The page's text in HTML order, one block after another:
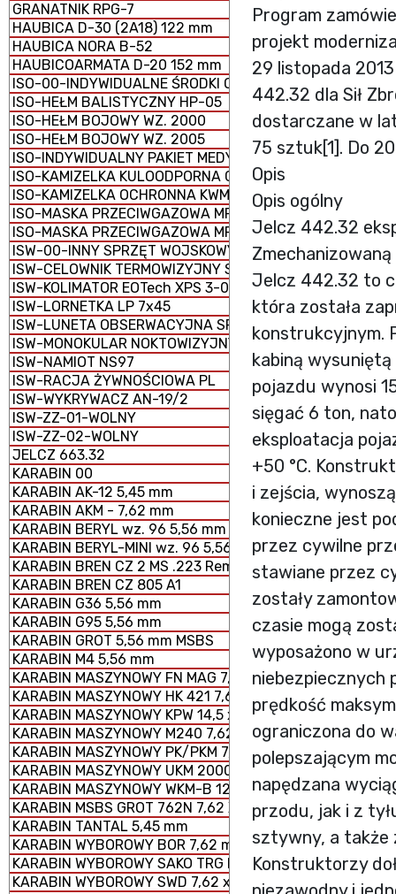
GRANATNIK RPG-7
HAUBICA D-30 (2A18) 122 mm
HAUBICA NORA B-52
HAUBICOARMATA D-20 152 mm
ISO-00-INDYWIDUALNE ŚRODKI OCHRONY
ISO-HEŁM BALISTYCZNY HP-05
ISO-HEŁM BOJOWY WZ. 2000
ISO-HEŁM BOJOWY WZ. 2005
ISO-INDYWIDUALNY PAKIET MEDYCZNY IPMED 45 WP
ISO-KAMIZELKA KULOODPORNA GRYF PLATE CARRIER
ISO-KAMIZELKA OCHRONNA KWM-02
ISO-MASKA PRZECIWGAZOWA MP-5
ISO-MASKA PRZECIWGAZOWA MP-6
ISW-00-INNY SPRZĘT WOJSKOWY
ISW-CELOWNIK TERMOWIZYJNY SCT-RUBIN
ISW-KOLIMATOR EOTech XPS 3-0
ISW-LORNETKA LP 7x45
ISW-LUNETA OBSERWACYJNA SPOTTER 60
ISW-MONOKULAR NOKTOWIZYJNY MU-3M KOLIBER
ISW-NAMIOT NS97
ISW-RACJA ŻYWNOŚCIOWA PL
ISW-WYKRYWACZ AN-19/2
ISW-ZZ-01-WOLNY
ISW-ZZ-02-WOLNY
JELCZ 663.32
KARABIN 00
KARABIN AK-12 5,45 mm
KARABIN AKM - 7,62 mm
KARABIN BERYL wz. 96 5,56 mm SZTURMOWY
KARABIN BERYL-MINI wz. 96 5,56 mm SZTURMOWY
KARABIN BREN CZ 2 MS .223 Rem.
KARABIN BREN CZ 805 A1
KARABIN G36 5,56 mm
KARABIN G95 5,56 mm
KARABIN GROT 5,56 mm MSBS
KARABIN M4 5,56 mm
KARABIN MASZYNOWY FN MAG 7,62 × 51 mm
KARABIN MASZYNOWY HK 421 7,62 x 51 mm
KARABIN MASZYNOWY KPW 14,5 x 114 mm
KARABIN MASZYNOWY M240 7,62 × 51 mm
KARABIN MASZYNOWY PK/PKM 7,62 x 54 mm
KARABIN MASZYNOWY UKM 2000 P 7,62 x 51 mm
KARABIN MASZYNOWY WKM-B 12,7 x 99 mm
KARABIN MSBS GROT 762N 7,62 X 51 mm
KARABIN TANTAL 5,45 mm
KARABIN WYBOROWY BOR 7,62 mm
KARABIN WYBOROWY SAKO TRG M 10
KARABIN WYBOROWY SWD 7,62 x 54 mm R
Program
projekt
29 listopada
442.32 dla Sił
dostarczane w
75 sztuk[1]. Do
Opis
Opis ogólny
Jelcz 442.32
Zmechanizowaną
Jelcz 442.32 to
która została
konstrukcyjnym.
kabiną
pojazdu wynosi
sięgać 6 ton,
eksploatacja
+50 °C.
i zejścia,
konieczne jest
przez cywilne
stawiane przez
zostały
czasie mogą
wyposażono w
niebezpiecznych
prędkość
ograniczona do
polepszającym
napędzana
przodu, jak i z
sztywny, a także
Konstruktorzy